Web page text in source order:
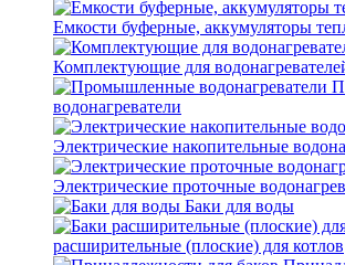
Емкости буферные, аккумуляторы
Комплектующие для
водонагреватели
Электрические накопительные
Электрические проточные
Баки для воды
расширительные (плоские) для котлов